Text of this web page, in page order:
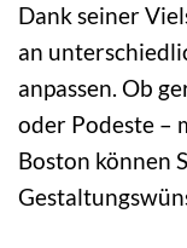
Dank seiner
an
anpassen. Ob
oder Podeste –
Boston können